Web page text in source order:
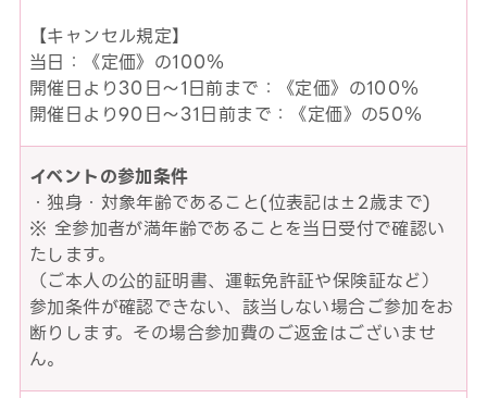
【キャンセル規定】
当日：《定価》の100％
開催日より30日～1日前まで：《定価》の100％
開催日より90日～31日前まで：《定価》の50％
イベントの参加条件
・独身・対象年齢であること(位表記は±2歳まで)
※ 全参加者が満年齢であることを当日受付で確認い
たします。
（ご本人の公的証明書、運転免許証や保険証など）
参加条件が確認できない、該当しない場合ご参加をお
断りします。その場合参加費のご返金はございませ
ん。